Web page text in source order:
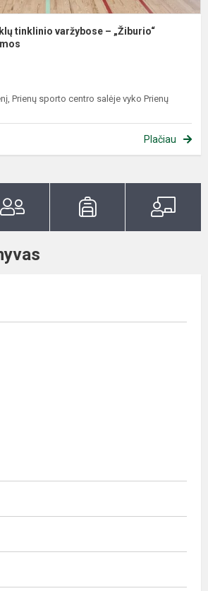
tinklinio varžybose – „Žiburio“
Prienų sporto centro salėje vyko Prienų
Plačiau